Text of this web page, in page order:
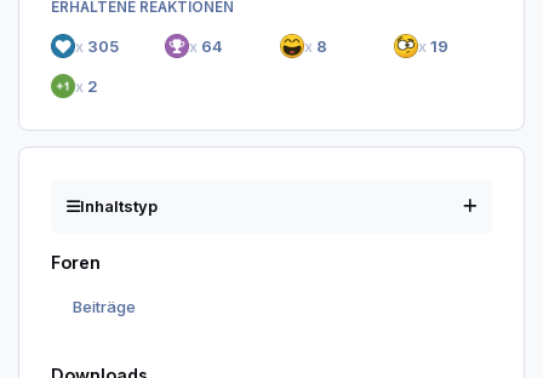
ERHALTENE REAKTIONEN
x 305 x 64 x 8 x 19
x 2
Inhaltstyp
Foren
Beiträge